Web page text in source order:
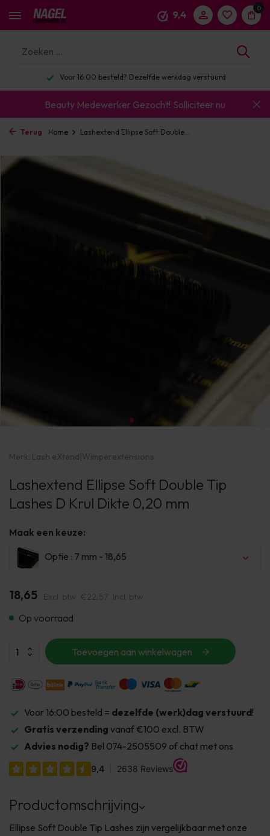
9,4
0
Voor 16:00 besteld? Dezelfde werkdag verstuurd
Beauty Medewerker Gezocht! Solliciteer nu
Terug Home Lashextend Ellipse Soft Double...
Merk: Lash eXtend|Wimperextensions
Lashextend Ellipse Soft Double Tip
Lashes D Krul Dikte 0,20 mm
Maak een keuze:
Optie : 7 mm - 18,65
18,65 Excl. btw €22,57 Incl. btw
Op voorraad
Toevoegen aan winkelwagen
Voor 16:00 besteld = dezelfde (werk)dag verstuurd!
Gratis verzending vanaf €100 excl. BTW
Advies nodig? Bel 074-2505509 of chat met ons
Productomschrijving
Ellipse Soft Double Tip Lashes zijn vergelijkbaar met onze